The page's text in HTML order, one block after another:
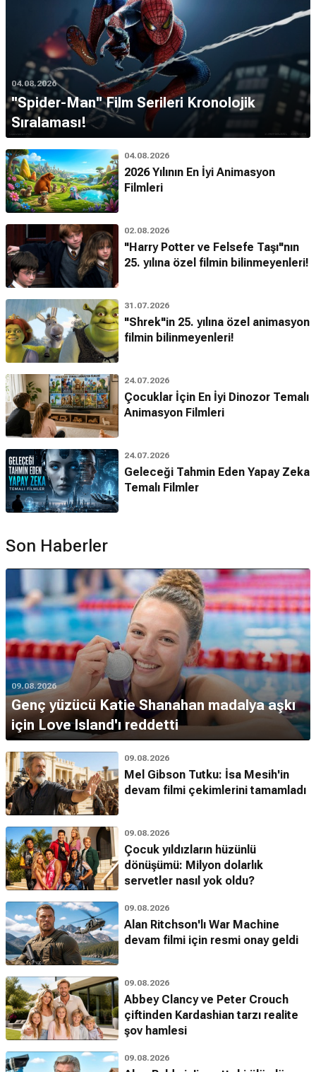
04.08.2026
''Spider-Man'' Film Serileri Kronolojik
Sıralaması!
04.08.2026
2026 Yılının En İyi Animasyon
Filmleri
02.08.2026
"Harry Potter ve Felsefe Taşı"nın
25. yılına özel filmin bilinmeyenleri!
31.07.2026
"Shrek"in 25. yılına özel animasyon
filmin bilinmeyenleri!
24.07.2026
Çocuklar İçin En İyi Dinozor Temalı
Animasyon Filmleri
24.07.2026
Geleceği Tahmin Eden Yapay Zeka
Temalı Filmler
Son Haberler
09.08.2026
Genç yüzücü Katie Shanahan madalya aşkı
için Love Island'ı reddetti
09.08.2026
Mel Gibson Tutku: İsa Mesih'in
devam filmi çekimlerini tamamladı
09.08.2026
Çocuk yıldızların hüzünlü
dönüşümü: Milyon dolarlık
servetler nasıl yok oldu?
09.08.2026
Alan Ritchson'lı War Machine
devam filmi için resmi onay geldi
09.08.2026
Abbey Clancy ve Peter Crouch
çiftinden Kardashian tarzı realite
şov hamlesi
09.08.2026